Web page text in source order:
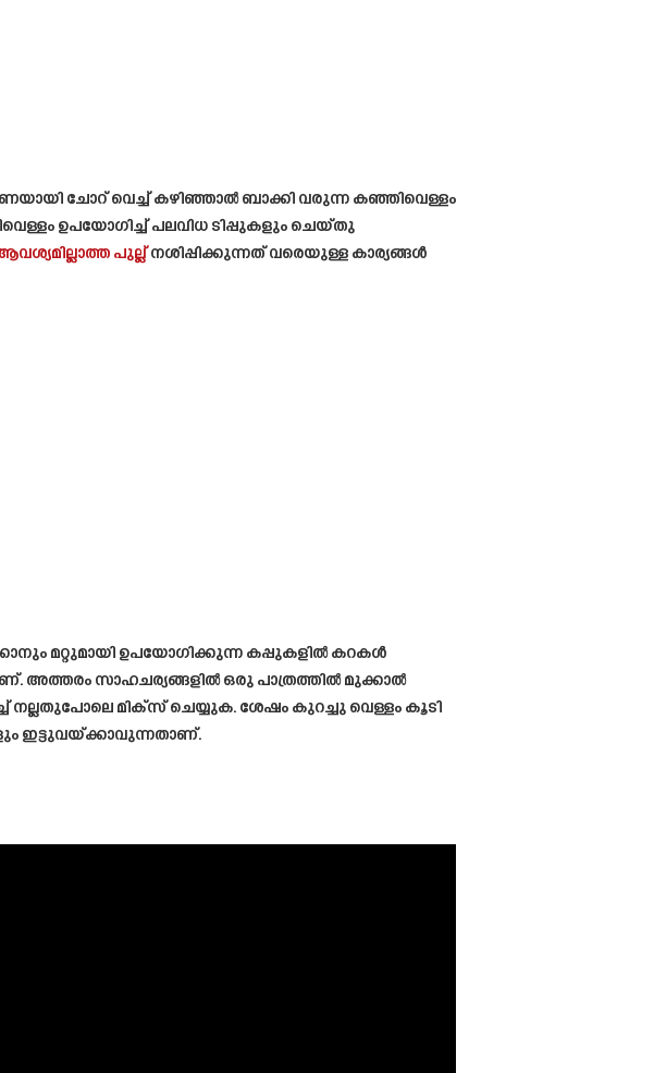
ചോറ് വെച്ച് കഴിഞ്ഞാൽ ബാക്കി വരുന്ന കഞ്ഞിവെള്ളം
ഉപയോഗിച്ച് പലവിധ ടിപ്പുകളും ചെയ്തു
പുല്ല്നശിപ്പിക്കുന്നത് വരെയുള്ള കാര്യങ്ങൾ
മറ്റുമായി ഉപയോഗിക്കുന്ന കപ്പുകളിൽ കറകൾ
അത്തരം സാഹചര്യങ്ങളിൽ ഒരു പാത്രത്തിൽ മുക്കാൽ
നല്ലതുപോലെ മിക്സ് ചെയ്യുക. ശേഷം കുറച്ചു വെള്ളം കൂടി
ഇട്ടുവയ്ക്കാവുന്നതാണ്.